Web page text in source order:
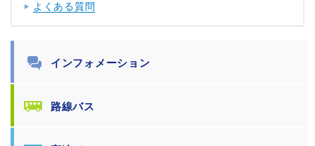
よくある質問
インフォメーション
路線バス